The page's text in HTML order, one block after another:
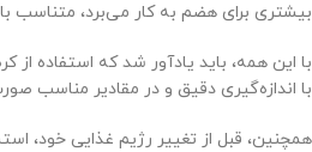
بیشتری برای هضم به کار می‌برد،
با این همه، باید یادآور شد که استفاده از
با اندازه‌گیری دقیق و در مقادیر مناسب
همچنین، قبل از تغییر رژیم غذایی خود،